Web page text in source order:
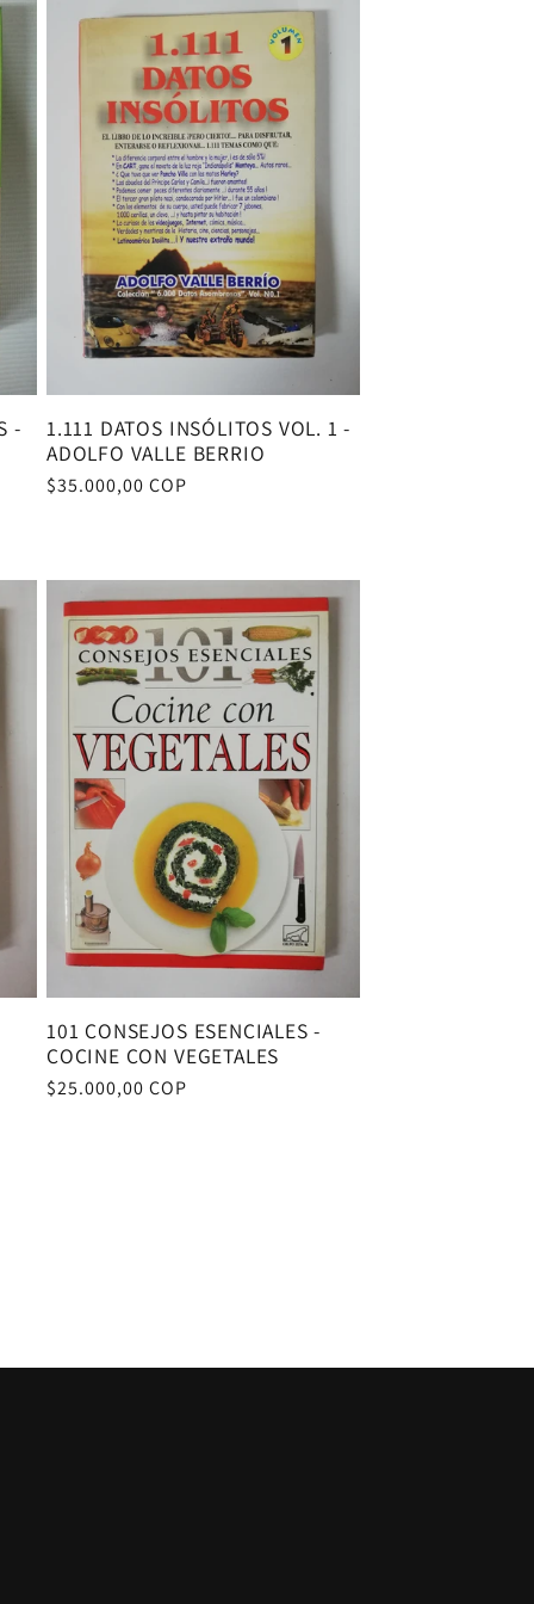
-
1.111 DATOS INSÓLITOS VOL. 1 -
ADOLFO VALLE BERRIO
Precio
$35.000,00 COP
101 CONSEJOS ESENCIALES -
COCINE CON VEGETALES
Precio
$25.000,00 COP